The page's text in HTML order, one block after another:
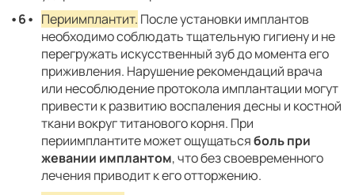
Периимплантит. После установки имплантов
необходимо соблюдать тщательную гигиену и не
перегружать искусственный зуб до момента его
приживления. Нарушение рекомендаций врача
или несоблюдение протокола имплантации могут
привести к развитию воспаления десны и костной
ткани вокруг титанового корня. При
периимплантите может ощущатьсяболь при
жевании имплантом, что без своевременного
лечения приводит к его отторжению.